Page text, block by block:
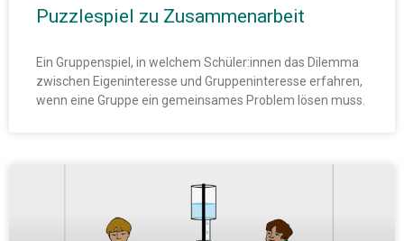
Puzzlespiel zu Zusammenarbeit
Ein Gruppenspiel, in welchem Schüler:innen das Dilemma
zwischen Eigeninteresse und Gruppeninteresse erfahren,
wenn eine Gruppe ein gemeinsames Problem lösen muss.